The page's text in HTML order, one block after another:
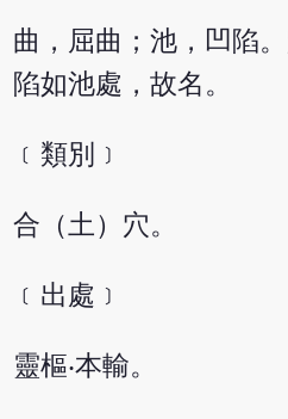
曲，屈曲；池，凹陷
陷如池處，故名。
﹝類別﹞
合（土）穴。
﹝出處﹞
靈樞‧本輸。